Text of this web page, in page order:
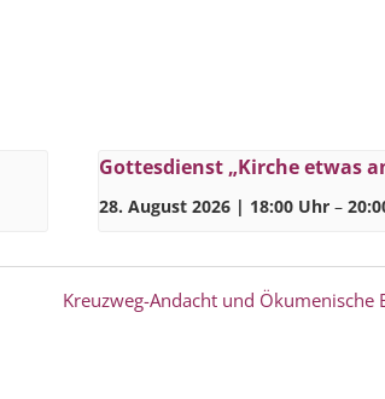
Gottesdienst „Kirche etwas
28. August 2026 | 18:00 Uhr –
Kreuzweg-Andacht und Ökumenische